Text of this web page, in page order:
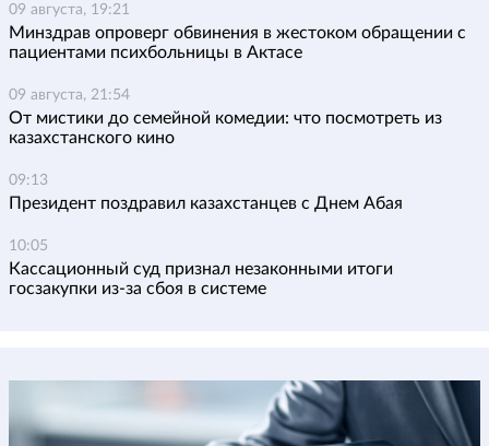
09 августа, 19:21
Минздрав опроверг обвинения в жестоком обращении с
пациентами психбольницы в Актасе
09 августа, 21:54
От мистики до семейной комедии: что посмотреть из
казахстанского кино
09:13
Президент поздравил казахстанцев с Днем Абая
10:05
Кассационный суд признал незаконными итоги
госзакупки из-за сбоя в системе